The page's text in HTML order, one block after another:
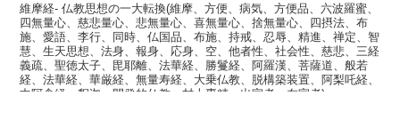
維摩経- 仏教思想の一大転換(維摩、方便、病気、方便品、六波羅蜜、
四無量心、慈悲量心、悲無量心、喜無量心、捨無量心、四摂法、布
施、愛語、李行、同時、仏国品、布施、持戒、忍辱、精進、禅定、智
慧、生天思想、法身、報身、応身、空、他者性、社会性、慈悲、三経
義疏、聖徳太子、毘耶離、法華経、勝鬘経、阿羅漢、菩薩道、般若
経、法華経、華厳経、無量寿経、大乗仏教、脱構築装置、阿梨吒経、
中阿含経、釈迦、開発的仏教、村上専精、出家者、在家者)